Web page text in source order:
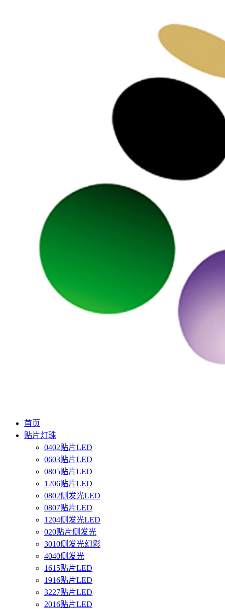
首页
贴片灯珠
0402贴片LED
0603贴片LED
0805贴片LED
1206贴片LED
0802侧发光LED
0807贴片LED
1204侧发光LED
020贴片侧发光
3010侧发光幻彩
4040侧发光
1615贴片LED
1916贴片LED
3227贴片LED
2016贴片LED